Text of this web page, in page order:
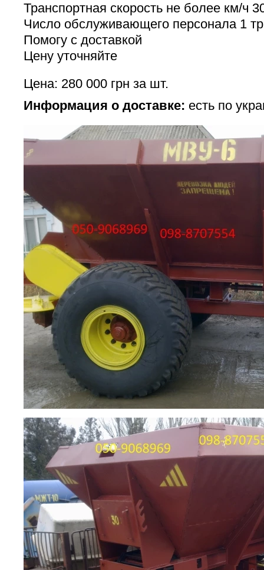
Транспортная скорость не более км/ч
Число обслуживающего персонала 1
Помогу с доставкой
Цену уточняйте
Цена: 280 000 грн за шт.
Информация о доставке: есть по